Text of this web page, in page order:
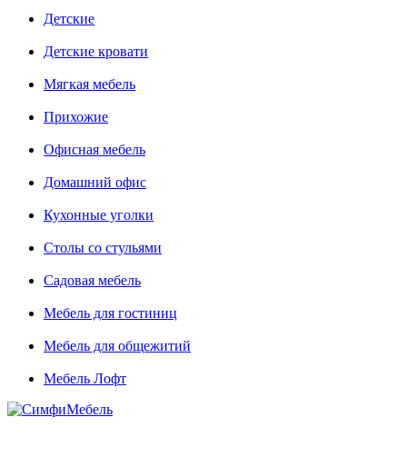
Детские
Детские кровати
Мягкая мебель
Прихожие
Офисная мебель
Домашний офис
Кухонные уголки
Столы со стульями
Садовая мебель
Мебель для гостиниц
Мебель для общежитий
Мебель Лофт